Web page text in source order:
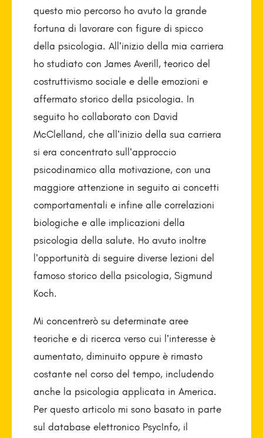
questo mio percorso ho avuto la grande
fortuna di lavorare con figure di spicco
della psicologia. All’inizio della mia carriera
ho studiato con James Averill, teorico del
costruttivismo sociale e delle emozioni e
affermato storico della psicologia. In
seguito ho collaborato con David
McClelland, che all’inizio della sua carriera
si era concentrato sull’approccio
psicodinamico alla motivazione, con una
maggiore attenzione in seguito ai concetti
comportamentali e infine alle correlazioni
biologiche e alle implicazioni della
psicologia della salute. Ho avuto inoltre
l’opportunità di seguire diverse lezioni del
famoso storico della psicologia, Sigmund
Koch.
Mi concentrerò su determinate aree
teoriche e di ricerca verso cui l’interesse è
aumentato, diminuito oppure è rimasto
costante nel corso del tempo, includendo
anche la psicologia applicata in America.
Per questo articolo mi sono basato in parte
sul database elettronico PsycInfo, il